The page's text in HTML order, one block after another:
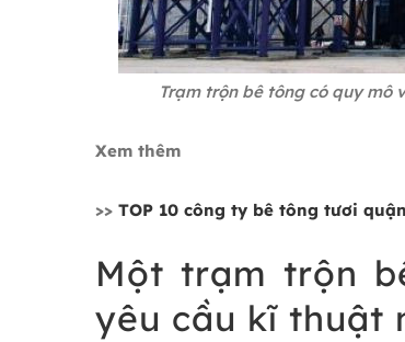
Trạm trộn bê tông có quy mô
Xem thêm
>> TOP 10 công ty bê tông tươi
Một trạm trộn
yêu cầu kĩ thuật